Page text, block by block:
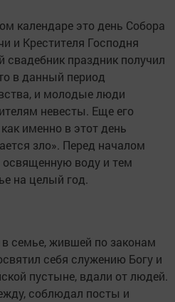
календаре это день Собора
и Крестителя Господня
праздник получил
в данный период
и молодые люди
невесты. Еще его
именно в этот день
зло». Перед началом
воду и тем
на целый год.
семье, жившей по законам
себя служению Богу и
пустыне, вдали от людей.
соблюдал посты и